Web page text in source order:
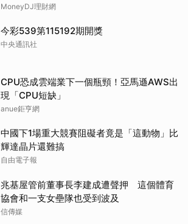
MoneyDJ理財網
今彩539第115192期開獎
中央通訊社
CPU恐成雲端業下一個瓶頸！亞馬遜AWS出
現「CPU短缺」
anue鉅亨網
中國下1場重大競賽阻礙者竟是「這動物」比
輝達晶片還難搞
自由電子報
兆基屋管前董事長李建成遭聲押 這個體育
協會和一支女壘隊也受到波及
信傳媒